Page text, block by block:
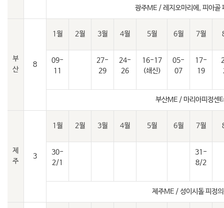
광주ME / 레지오마리에, 피아골
부
산
8
1월 2월 3월 4월 5월 6월 7월
09-
11
27-
29
24-
26
16-17
(쇄신)
05-
07
17-
19
부산ME / 마리아피정센
제
주
3
1월 2월 3월 4월 5월 6월 7월
30-
2/1
31-
8/2
제주ME / 성이시돌 피정